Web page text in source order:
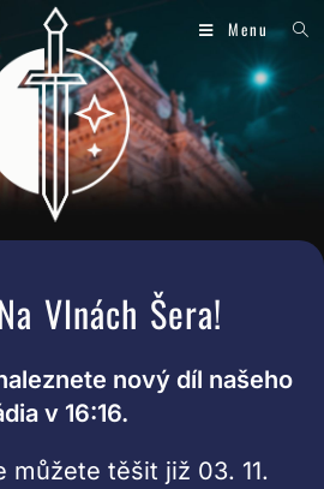
Menu
Vlnách Šera!
nový díl našeho
v 16:16.
můžete těšit již 03. 11.